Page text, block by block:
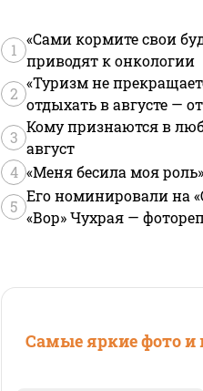
1
«Сами кормите свои
приводят к онкологии
2
«Туризм не
отдыхать в августе —
3
Кому признаются в
август
4 «Меня бесила моя
5
Его номинировали на
«Вор» Чухрая —
Самые яркие фото и